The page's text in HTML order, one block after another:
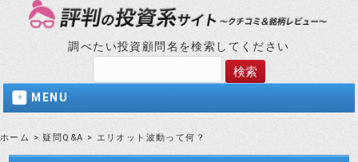
調べたい投資顧問名を検索してください
MENU
ホーム >疑問Q&A > エリオット波動って何？